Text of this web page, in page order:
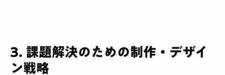
3. 課題解決のための制作・デザイ
ン戦略